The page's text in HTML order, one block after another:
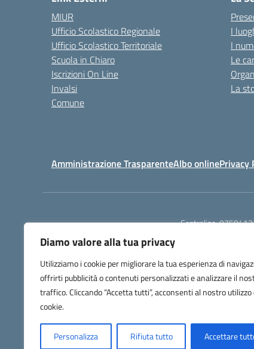
Diamo valore alla tua privacy
Utilizziamo i cookie per migliorare la tua esperienza di
offrirti pubblicità o contenuti personalizzati e analizzare il
traffico. Cliccando “Accetta tutti”, acconsenti al nostro utilizzo
cookie.
Personalizza Rifiuta tutto Accettare
MIUR
Ufficio Scolastico Regionale
Ufficio Scolastico Territoriale
Scuola in Chiaro
Iscrizioni On Line
Invalsi
Comune
I
I
Le
La
Amministrazione TrasparenteAlbo onlinePrivacy
Centralino: